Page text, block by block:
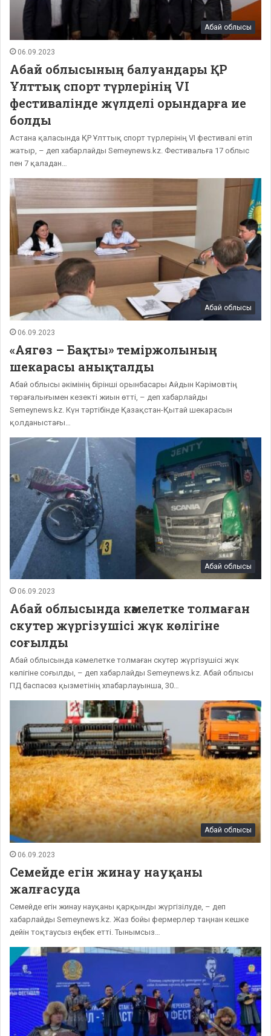
Абай облысы
06.09.2023
Абай облысының балуандары ҚР
Ұлттық спорт түрлерінің VI
фестивалінде жүлделі орындарға ие
болды
Астана қаласында ҚР Ұлттық спорт түрлерінің VI фестивалі өтіп
жатыр, – деп хабарлайды Semeynews.kz. Фестивальға 17 облыс
пен 7 қаладан…
Абай облысы
06.09.2023
«Аягөз – Бақты» теміржолының
шекарасы анықталды
Абай облысы әкімінің бірінші орынбасары Айдын Кәрімовтің
төрағалығымен кезекті жиын өтті, – деп хабарлайды
Semeynews.kz. Күн тәртібінде Қазақстан-Қытай шекарасын
қолданыстағы…
Абай облысы
06.09.2023
Абай облысында кәмелетке толмаған
скутер жүргізушісі жүк көлігіне
соғылды
Абай облысында кәмелетке толмаған скутер жүргізушісі жүк
көлігіне соғылды, – деп хабарлайды Semeynews.kz. Абай облысы
ПД баспасөз қызметінің хпабарлауынша, 30…
Абай облысы
06.09.2023
Семейде егін жинау науқаны
жалғасуда
Семейде егін жинау науқаны қарқынды жүргізілуде, – деп
хабарлайды Semeynews.kz. Жаз бойы фермерлер таңнан кешке
дейін тоқтаусыз еңбек етті. Тынымсыз…